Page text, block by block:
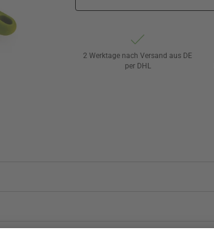
2 Werktage nach Versand aus DE
per DHL